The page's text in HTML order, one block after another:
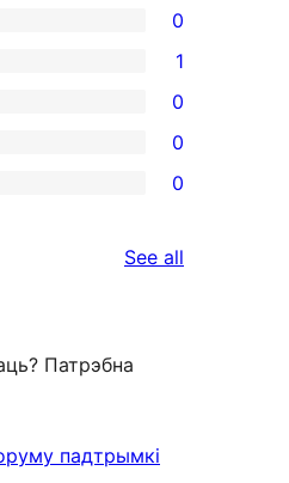
0
1
0
0
0
See all
Патрэбна
падтрымкі